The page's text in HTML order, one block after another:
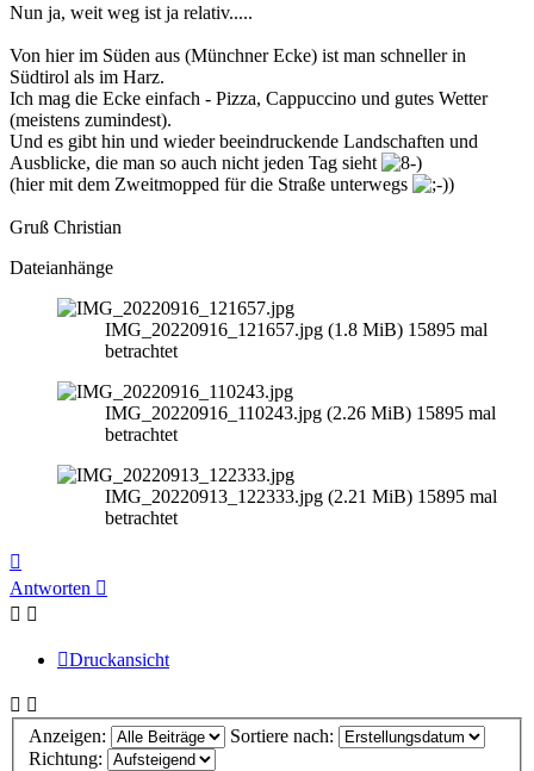
Nun ja, weit weg ist ja relativ.....
Von hier im Süden aus (Münchner Ecke) ist man schneller in
Südtirol als im Harz.
Ich mag die Ecke einfach - Pizza, Cappuccino und gutes Wetter
(meistens zumindest).
Und es gibt hin und wieder beeindruckende Landschaften und
Ausblicke, die man so auch nicht jeden Tag sieht
(hier mit dem Zweitmopped für die Straße unterwegs
)
Gruß Christian
Dateianhänge
IMG_20220916_121657.jpg (1.8 MiB) 15895 mal
betrachtet
IMG_20220916_110243.jpg (2.26 MiB) 15895 mal
betrachtet
IMG_20220913_122333.jpg (2.21 MiB) 15895 mal
betrachtet
oben
Antworten
Druckansicht
Anzeigen:
Sortiere nach:
Richtung: